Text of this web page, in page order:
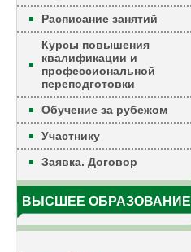
Расписание занятий
Курсы повышения
квалификации и
профессиональной
переподготовки
Обучение за рубежом
Участнику
Заявка. Договор
ВЫСШЕЕ ОБРАЗОВАНИЕ